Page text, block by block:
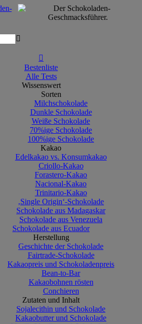


Bestenliste
Alle Tests
Wissenswert
Sorten
Milchschokolade
Dunkle Schokolade
Weiße Schokolade
70%ige Schokolade
100%ige Schokolade
Kakao
Edelkakao vs. Konsumkakao
Criollo-Kakao
Forastero-Kakao
Nacional-Kakao
Trinitario-Kakao
‚Single Origin‘-Schokolade
Schokolade aus Madagaskar
Schokolade aus Venezuela
Schokolade aus Ecuador
Herstellung
Geschichte der Schokolade
Fairtrade-Schokolade
Kakaopreis und Schokoladenpreis
Bean-to-Bar
Kakaobohnen rösten
Conchieren
Zutaten und Inhalt
Sojalecithin und Schokolade
Kakaobutter und Schokolade